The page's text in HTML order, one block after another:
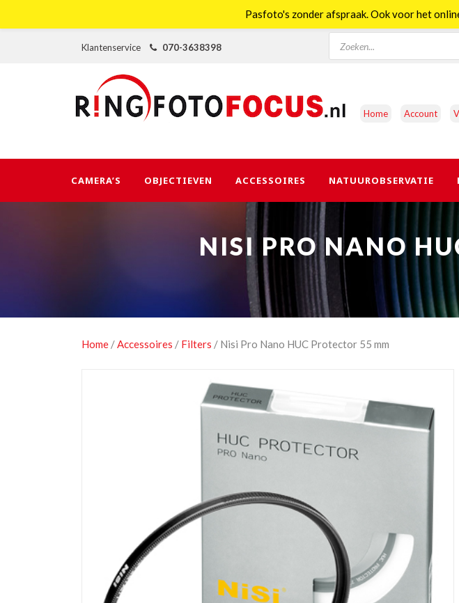
Klantenservice 070-3638398
Producten
zoeken
Home Account
CAMERA’S OBJECTIEVEN ACCESSOIRES NATUUROBSERVATIE
NISI PRO NANO
Home /Accessoires / Filters / Nisi Pro Nano HUC Protector 55 mm
Pasfoto's zonder afspraak. Ook voor het